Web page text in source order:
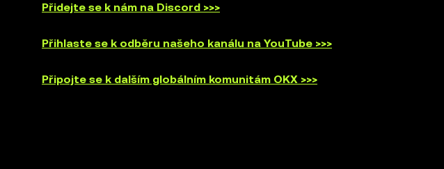
Přidejte se k nám na Discord >>>
Přihlaste se k odběru našeho kanálu na YouTube >>>
Připojte se k dalším globálním komunitám OKX >>>